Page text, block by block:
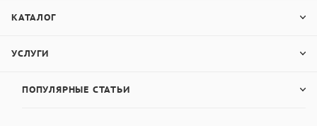
КАТАЛОГ
УСЛУГИ
ПОПУЛЯРНЫЕ СТАТЬИ